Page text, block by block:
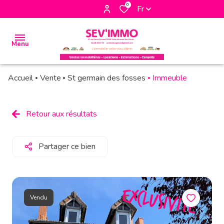
0 Fr
Menu
biens
à la
vendus
Accueil Vente St germain des fosses Immeuble
Retour aux résultats
Partager ce bien
Vendu